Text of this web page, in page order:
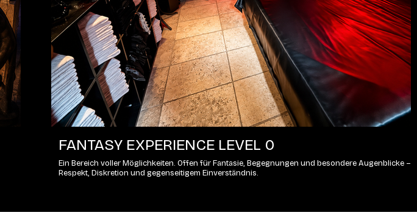
FANTASY EXPERIENCE LEVEL 0
Ein Bereich voller Möglichkeiten. Offen für Fantasie, Begegnungen und besondere Augenblicke –
Respekt, Diskretion und gegenseitigem Einverständnis.